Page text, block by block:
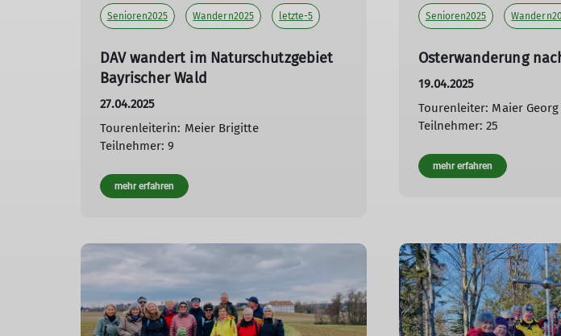
Senioren2025 Wandern2025 letzte-5
DAV wandert im Naturschutzgebiet
Bayrischer Wald
27.04.2025
Tourenleiterin: Meier Brigitte
Teilnehmer: 9
mehr erfahren
Senioren2025
Osterwanderung
19.04.2025
Tourenleiter: Maier Georg
Teilnehmer: 25
mehr erfahren